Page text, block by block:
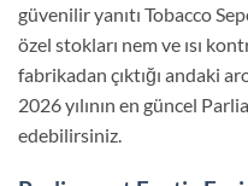
güvenilir yanıtı Tobacco
özel stokları nem ve ısı
fabrikadan çıktığı andaki
2026 yılının en güncel
edebilirsiniz.